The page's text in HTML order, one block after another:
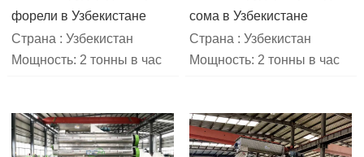
форели в Узбекистане
Страна : Узбекистан
Мощность: 2 тонны в час
сома в Узбекистане
Страна : Узбекистан
Мощность: 2 тонны в час